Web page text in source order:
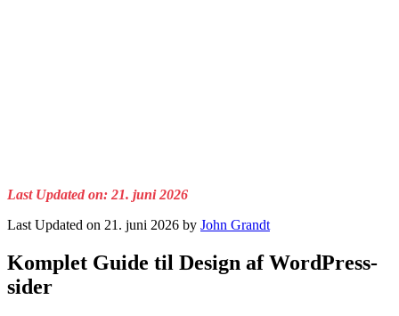
Last Updated on: 21. juni 2026
Last Updated on 21. juni 2026 by John Grandt
Komplet Guide til Design af WordPress-
sider